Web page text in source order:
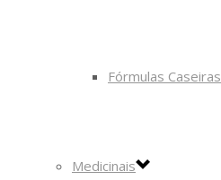
Fórmulas Caseiras
Medicinais